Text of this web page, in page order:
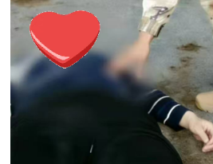
军
人
风
采
人